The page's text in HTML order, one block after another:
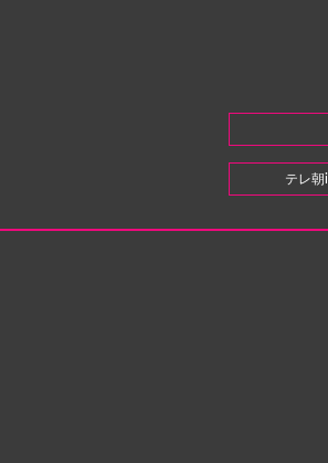
テレ朝